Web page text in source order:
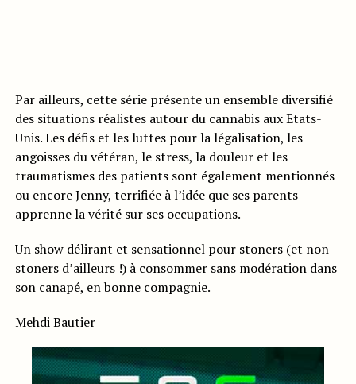
Par ailleurs, cette série présente un ensemble diversifié
des situations réalistes autour du cannabis aux Etats-
Unis. Les défis et les luttes pour la légalisation, les
angoisses du vétéran, le stress, la douleur et les
traumatismes des patients sont également mentionnés
ou encore Jenny, terrifiée à l’idée que ses parents
apprenne la vérité sur ses occupations.
Un show délirant et sensationnel pour stoners (et non-
stoners d’ailleurs !) à consommer sans modération dans
son canapé, en bonne compagnie.
Mehdi Bautier